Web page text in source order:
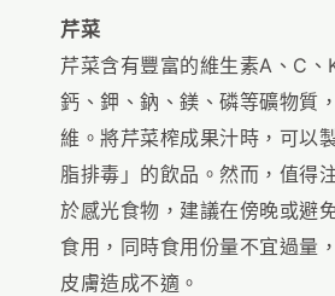
芹菜
芹菜含有豐富的維生素A、C、
鈣、鉀、鈉、鎂、磷等礦物質
維。將芹菜榨成果汁時，可以
脂排毒」的飲品。然而，值得
於感光食物，建議在傍晚或避
食用，同時食用份量不宜過量
皮膚造成不適。